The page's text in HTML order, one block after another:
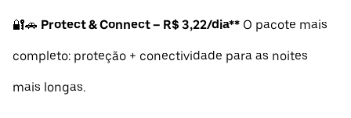
🔐🚗 Protect & Connect – R$ 3,22/dia** O pacote mais
completo: proteção + conectividade para as noites
mais longas.